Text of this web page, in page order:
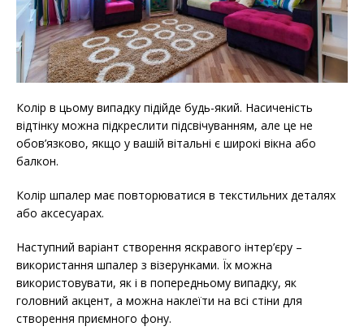
Колір в цьому випадку підійде будь-який. Насиченість
відтінку можна підкреслити підсвічуванням, але це не
обов’язково, якщо у вашій вітальні є широкі вікна або
балкон.
Колір шпалер має повторюватися в текстильних деталях
або аксесуарах.
Наступний варіант створення яскравого інтер’єру –
використання шпалер з візерунками. Їх можна
використовувати, як і в попередньому випадку, як
головний акцент, а можна наклеїти на всі стіни для
створення приємного фону.